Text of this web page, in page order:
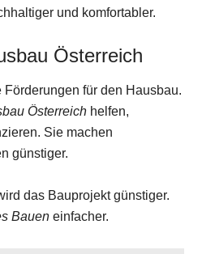
und komfortabler.
Österreich
Förderungen für den Hausbau.
Österreich helfen,
Sie machen
günstiger.
das Bauprojekt günstiger.
Bauen einfacher.